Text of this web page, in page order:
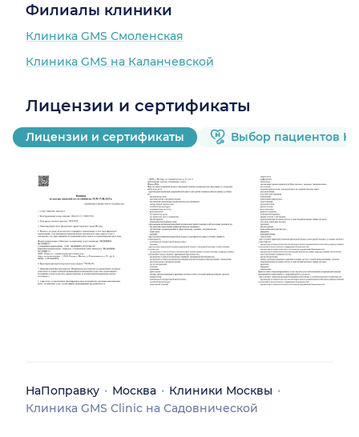
Филиалы клиники
Клиника GMS Смоленская
Клиника GMS на Каланчевской
Лицензии и сертификаты
Лицензии и сертификаты Выбор пациентов
НаПоправку Москва
Клиники Москвы
Клиника GMS Clinic на Садовнической